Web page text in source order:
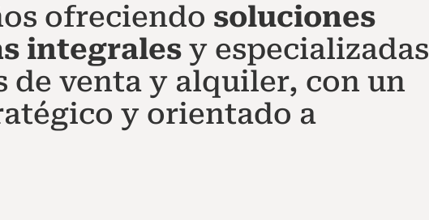
ofreciendo soluciones
integrales y especializadas
de venta y alquiler, con un
y orientado a